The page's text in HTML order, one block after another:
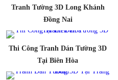
Tranh Tường 3D Long Khánh
Đồng Nai
Thi Công Tranh Dán Tường 3D
Tại Biên Hòa